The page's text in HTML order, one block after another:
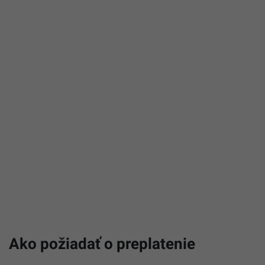
Ako požiadať o preplatenie